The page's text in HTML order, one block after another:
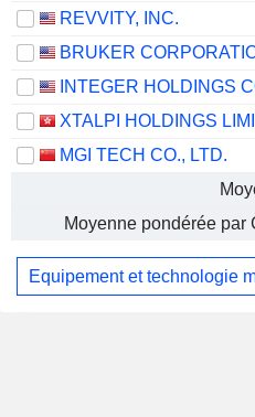
REVVITY, INC.
BRUKER
MGI TECH CO., LTD.
Moyenne pondérée par
Equipement et technologie